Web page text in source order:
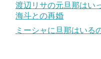
渡辺リサの元旦那はい
海斗との再婚
ミーシャに旦那はいる